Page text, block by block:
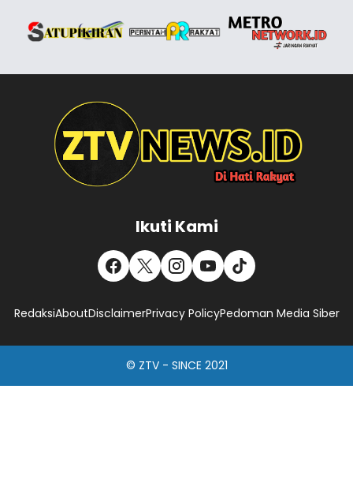
Ikuti Kami
RedaksiAboutDisclaimerPrivacy PolicyPedoman Media Siber
© ZTV - SINCE 2021